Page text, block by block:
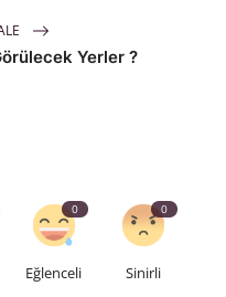
Yerler ?
0
Eğlenceli
0
Sinirli